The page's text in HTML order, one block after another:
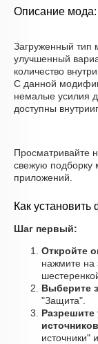
Описание
Загруженный тип
улучшенный
количество
С данной
немалые усилия
доступны
Просматривайте
свежую подборку
приложений.
Как установить
Шаг первый:
Откройте
нажмите на
Выберите
"Защита".
Разрешите
источники"